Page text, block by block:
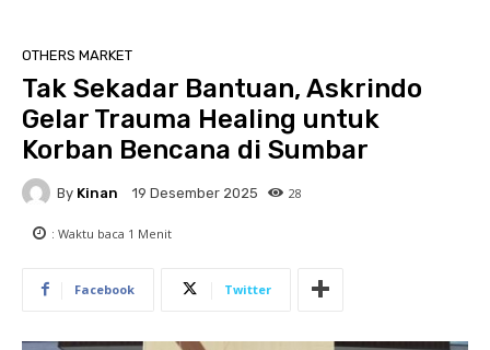
OTHERS MARKET
Tak Sekadar Bantuan, Askrindo
Gelar Trauma Healing untuk
Korban Bencana di Sumbar
By Kinan 19 Desember 2025 28
: Waktu baca 1 Menit
Facebook Twitter